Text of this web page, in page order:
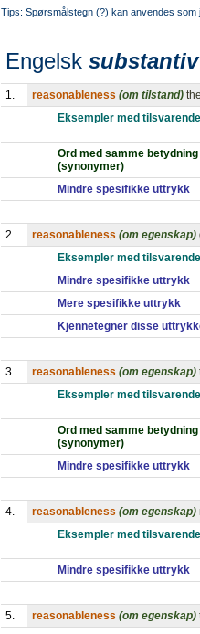
Tips: Spørsmålstegn (?) kan anvendes
Engelsk substantiv
1. reasonableness (om tilstand)
Eksempler med
Ord med samme betydning
(synonymer)
Mindre spesifikke uttrykk
2. reasonableness (om egenskap)
Eksempler med
Mindre spesifikke uttrykk
Mere spesifikke uttrykk
Kjennetegner disse
3. reasonableness (om egenskap)
Eksempler med
Ord med samme betydning
(synonymer)
Mindre spesifikke uttrykk
4. reasonableness (om egenskap)
Eksempler med
Mindre spesifikke uttrykk
5. reasonableness (om egenskap)